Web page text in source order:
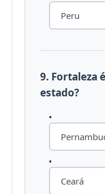
Peru
9. Fortaleza
estado?
Ceará